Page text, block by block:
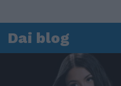
Dai blog